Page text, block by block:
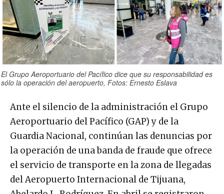
El Grupo Aeroportuario del Pacífico dice que su responsabilidad es
sólo la operación del aeropuerto, Fotos: Ernesto Eslava
Ante el silencio de la administración el Grupo
Aeroportuario del Pacífico (GAP) y de la
Guardia Nacional, continúan las denuncias por
la operación de una banda de fraude que ofrece
el servicio de transporte en la zona de llegadas
del Aeropuerto Internacional de Tijuana,